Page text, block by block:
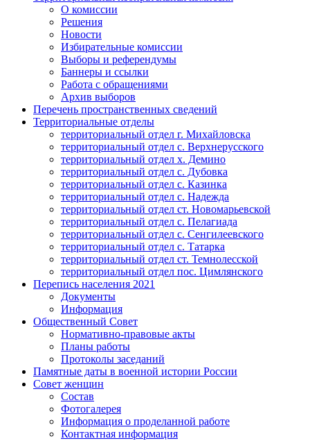
О комиссии
Решения
Новости
Избирательные комиссии
Выборы и референдумы
Баннеры и ссылки
Работа с обращениями
Архив выборов
Перечень пространственных сведений
Территориальные отделы
территориальный отдел г. Михайловска
территориальный отдел с. Верхнерусского
территориальный отдел х. Демино
территориальный отдел с. Дубовка
территориальный отдел с. Казинка
территориальный отдел с. Надежда
территориальный отдел ст. Новомарьевской
территориальный отдел с. Пелагиада
территориальный отдел с. Сенгилеевского
территориальный отдел с. Татарка
территориальный отдел ст. Темнолесской
территориальный отдел пос. Цимлянского
Перепись населения 2021
Документы
Информация
Общественный Совет
Нормативно-правовые акты
Планы работы
Протоколы заседаний
Памятные даты в военной истории России
Совет женщин
Состав
Фотогалерея
Информация о проделанной работе
Контактная информация